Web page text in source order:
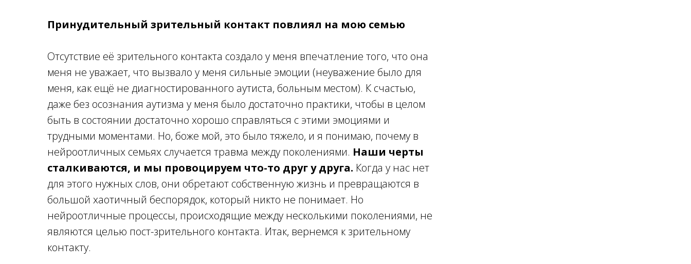
Принудительный зрительный контакт повлиял на мою семью
Отсутствие её зрительного контакта создало у меня впечатление того, что она
меня не уважает, что вызвало у меня сильные эмоции (неуважение было для
меня, как ещё не диагностированного аутиста, больным местом). К счастью,
даже без осознания аутизма у меня было достаточно практики, чтобы в целом
быть в состоянии достаточно хорошо справляться с этими эмоциями и
трудными моментами. Но, боже мой, это было тяжело, и я понимаю, почему в
нейроотличных семьях случается травма между поколениями. Наши черты
сталкиваются, и мы провоцируем что-то друг у друга. Когда у нас нет
для этого нужных слов, они обретают собственную жизнь и превращаются в
большой хаотичный беспорядок, который никто не понимает. Но
нейроотличные процессы, происходящие между несколькими поколениями, не
являются целью пост-зрительного контакта. Итак, вернемся к зрительному
контакту.